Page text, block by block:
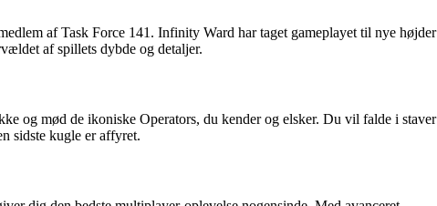
af Task Force 141. Infinity Ward har taget gameplayet til nye højder
af spillets dybde og detaljer.
og mød de ikoniske Operators, du kender og elsker. Du vil falde i staver
sidste kugle er affyret.